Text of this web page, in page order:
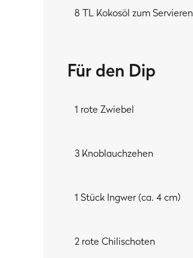
8 TL Kokosöl zum Servieren
Für den Dip
1 rote Zwiebel
3 Knoblauchzehen
1 Stück Ingwer (ca. 4 cm)
2 rote Chilischoten